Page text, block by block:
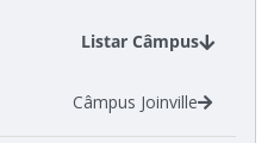
Listar Câmpus
Câmpus Joinville